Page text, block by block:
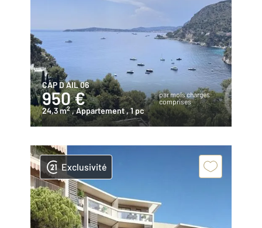
CAP D AIL 06
950 €
par mois charges
comprises
24,3 m2 , Appartement, 1 pc
Exclusivité